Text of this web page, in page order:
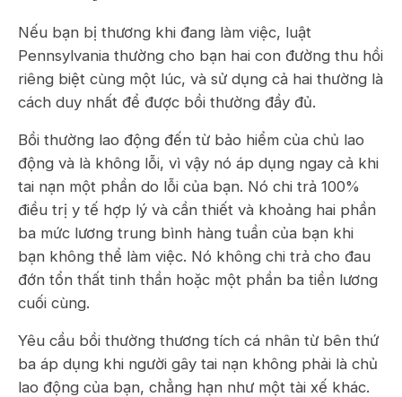
Nếu bạn bị thương khi đang làm việc, luật
Pennsylvania thường cho bạn hai con đường thu hồi
riêng biệt cùng một lúc, và sử dụng cả hai thường là
cách duy nhất để được bồi thường đầy đủ.
Bồi thường lao động đến từ bảo hiểm của chủ lao
động và là không lỗi, vì vậy nó áp dụng ngay cả khi
tai nạn một phần do lỗi của bạn. Nó chi trả 100%
điều trị y tế hợp lý và cần thiết và khoảng hai phần
ba mức lương trung bình hàng tuần của bạn khi
bạn không thể làm việc. Nó không chi trả cho đau
đớn tổn thất tinh thần hoặc một phần ba tiền lương
cuối cùng.
Yêu cầu bồi thường thương tích cá nhân từ bên thứ
ba áp dụng khi người gây tai nạn không phải là chủ
lao động của bạn, chẳng hạn như một tài xế khác.